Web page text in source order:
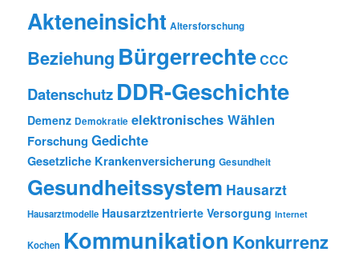
Akteneinsicht Altersforschung
Beziehung BürgerrechteCCC
Datenschutz DDR-Geschichte
Demenz Demokratie elektronisches Wählen
Forschung Gedichte
Gesetzliche Krankenversicherung Gesundheit
Gesundheitssystem Hausarzt
Hausarztmodelle Hausarztzentrierte Versorgung Internet
Kochen Kommunikation Konkurrenz